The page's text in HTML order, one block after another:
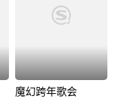
魔幻跨年歌会